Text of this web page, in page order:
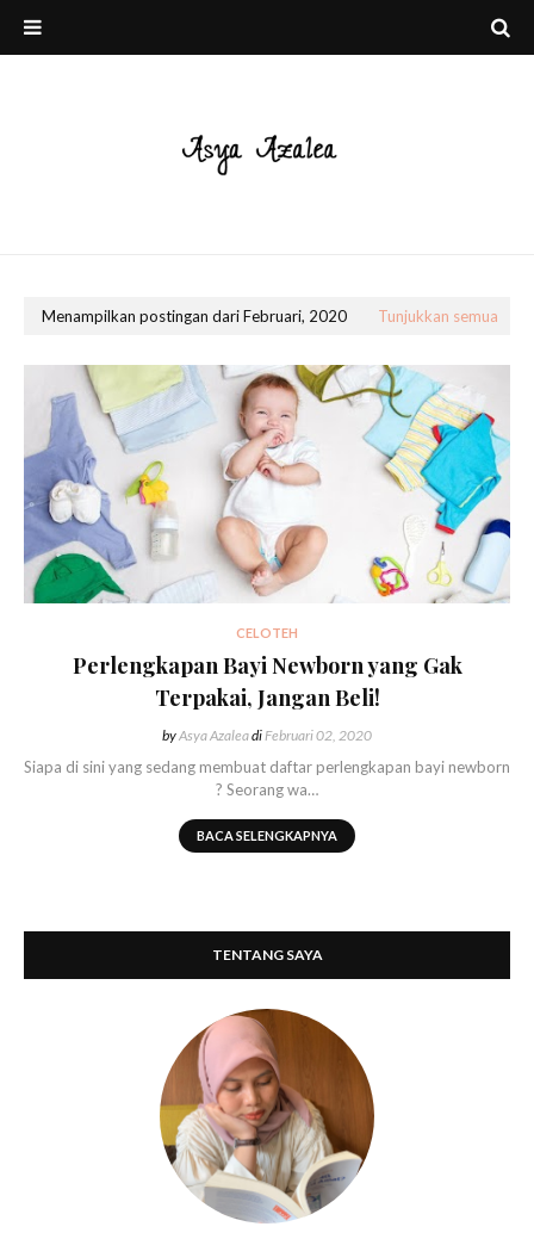
Menampilkan postingan dari Februari, 2020 Tunjukkan semua
CELOTEH
Perlengkapan Bayi Newborn yang Gak
Terpakai, Jangan Beli!
byAsya AzaleadiFebruari 02, 2020
Siapa di sini yang sedang membuat daftar perlengkapan bayi newborn
? Seorang wa…
BACA SELENGKAPNYA
TENTANG SAYA